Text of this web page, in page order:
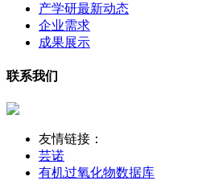
产学研最新动态
企业需求
成果展示
联系我们
友情链接：
芸诺
有机过氧化物数据库